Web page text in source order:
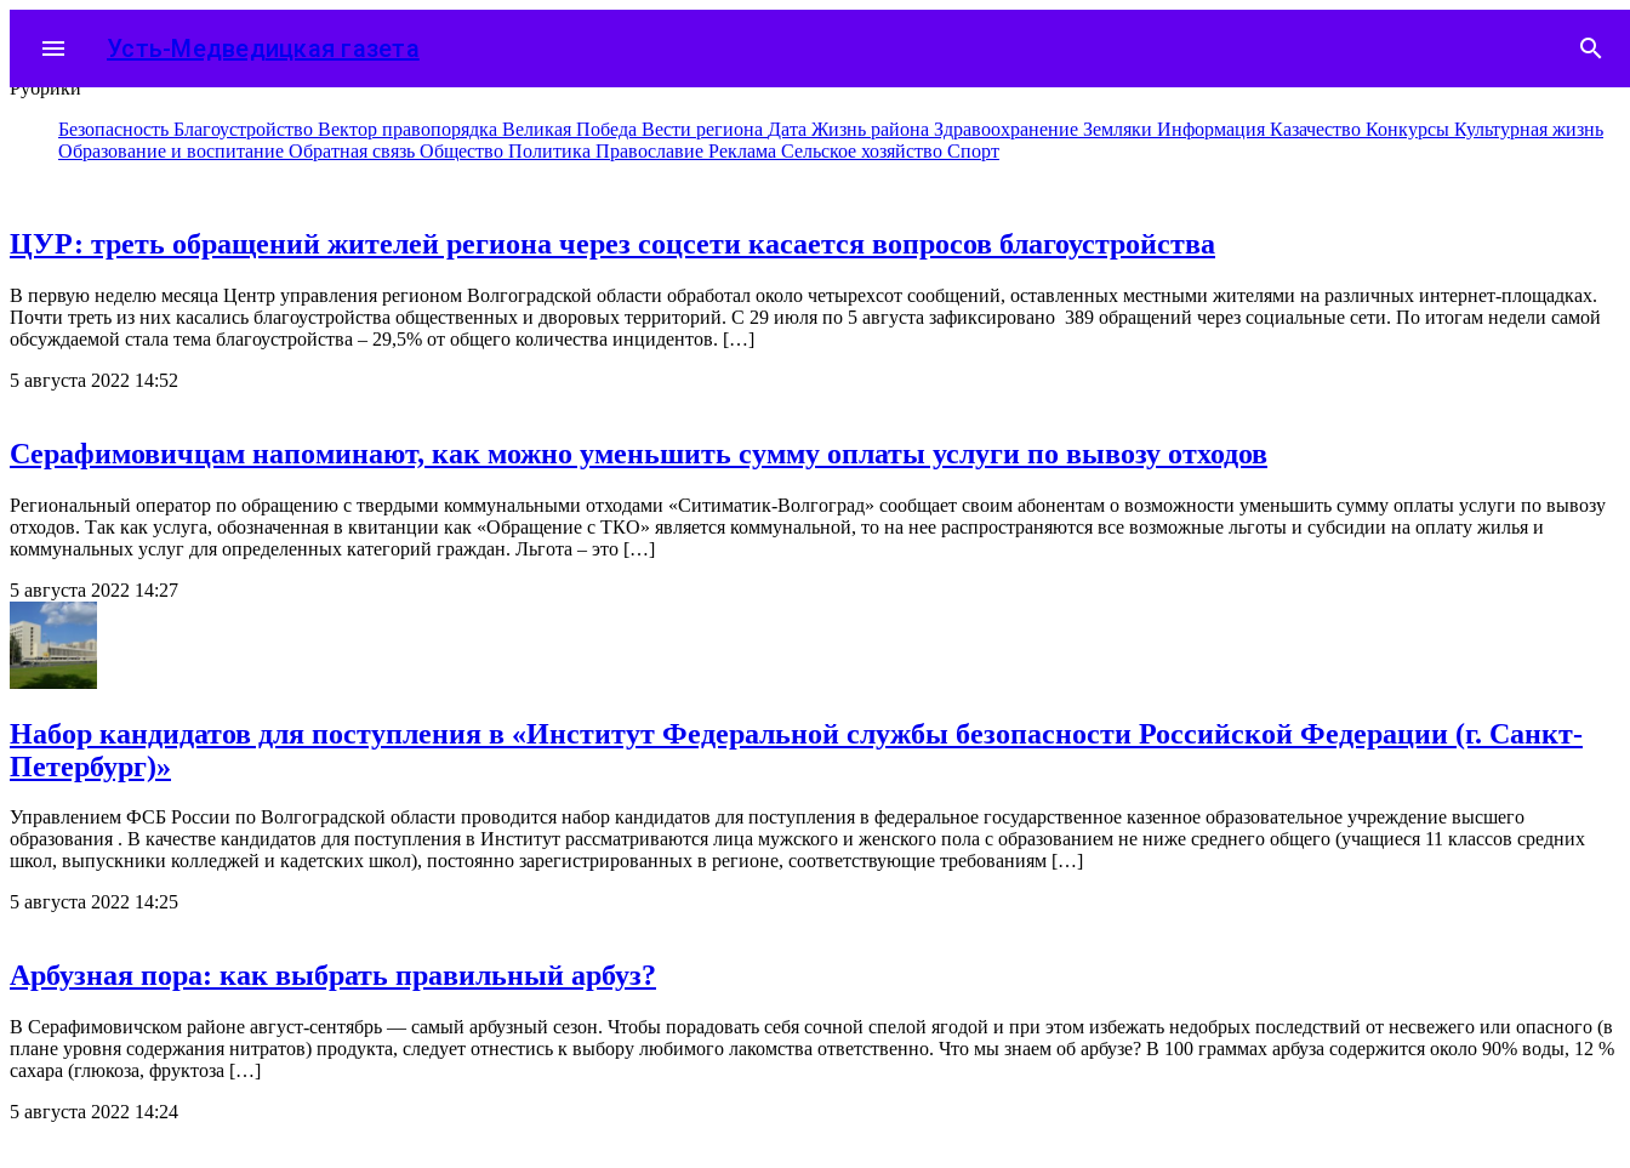
menu Усть-Медведицкая газета search
Рубрики
Безопасность Благоустройство Вектор правопорядка Великая Победа Вести региона Дата Жизнь района Здравоохранение Земляки Информация Казачество Конкурcы Культурная жизнь
Образование и воспитание Обратная связь Общество Политика Православие Реклама Сельское хозяйство Спорт
ЦУР: треть обращений жителей региона через соцсети касается вопросов благоустройства
В первую неделю месяца Центр управления регионом Волгоградской области обработал около четырехсот сообщений, оставленных местными жителями на различных интернет-площадках.
Почти треть из них касались благоустройства общественных и дворовых территорий. С 29 июля по 5 августа зафиксировано 389 обращений через социальные сети. По итогам недели самой
обсуждаемой стала тема благоустройства – 29,5% от общего количества инцидентов. […]
5 августа 2022 14:52
Серафимовичцам напоминают, как можно уменьшить сумму оплаты услуги по вывозу отходов
Региональный оператор по обращению с твердыми коммунальными отходами «Ситиматик-Волгоград» сообщает своим абонентам о возможности уменьшить сумму оплаты услуги по вывозу
отходов. Так как услуга, обозначенная в квитанции как «Обращение с ТКО» является коммунальной, то на нее распространяются все возможные льготы и субсидии на оплату жилья и
коммунальных услуг для определенных категорий граждан. Льгота – это […]
5 августа 2022 14:27
Набор кандидатов для поступления в «Институт Федеральной службы безопасности Российской Федерации (г. Санкт-
Петербург)»
Управлением ФСБ России по Волгоградской области проводится набор кандидатов для поступления в федеральное государственное казенное образовательное учреждение высшего
образования . В качестве кандидатов для поступления в Институт рассматриваются лица мужского и женского пола с образованием не ниже среднего общего (учащиеся 11 классов средних
школ, выпускники колледжей и кадетских школ), постоянно зарегистрированных в регионе, соответствующие требованиям […]
5 августа 2022 14:25
Арбузная пора: как выбрать правильный арбуз?
В Серафимовичском районе август-сентябрь — самый арбузный сезон. Чтобы порадовать себя сочной спелой ягодой и при этом избежать недобрых последствий от несвежего или опасного (в
плане уровня содержания нитратов) продукта, следует отнестись к выбору любимого лакомства ответственно. Что мы знаем об арбузе? В 100 граммах арбуза содержится около 90% воды, 12 %
сахара (глюкоза, фруктоза […]
5 августа 2022 14:24